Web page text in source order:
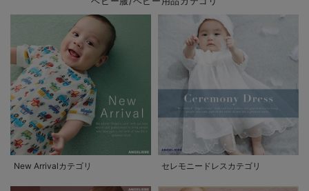
New Arrivalカテゴリ セレモニードレスカテゴリ